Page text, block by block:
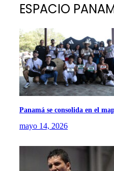
ESPACIO
Panamá se consolida en el
mayo 14, 2026